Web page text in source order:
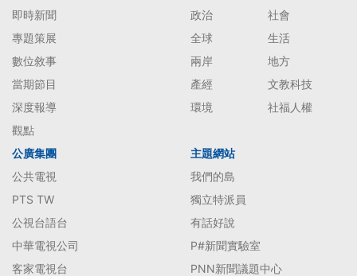
即時新聞
專題策展
數位敘事
當期節目
深度報導
觀點
政治
社會
全球
生活
兩岸
地方
產經
文教科技
環境
社福人權
公廣集團
公共電視
PTS TW
公視台語台
中華電視公司
客家電視台
主題網站
我們的島
獨立特派員
有話好說
P#新聞實驗室
PNN新聞議題中心